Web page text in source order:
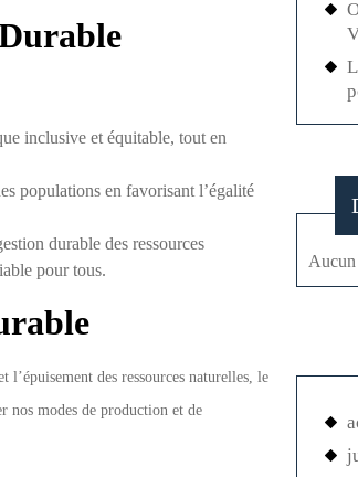
inclusive et équitable, tout en
populations en favorisant l’égalité
durable des ressources
pour tous.
des ressources naturelles, le
nos modes de production et de
Aucun